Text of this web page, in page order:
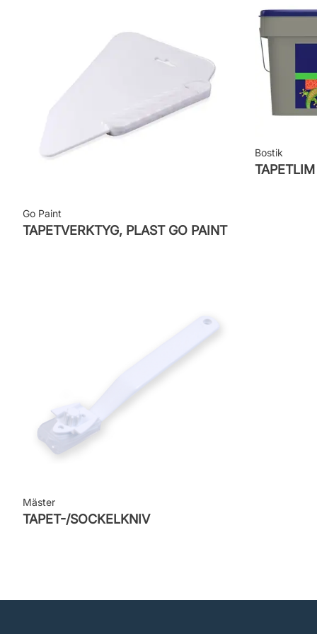
Leverantörens artikelnummer: 679-01
Go Paint
TAPETVERKTYG, PLAST GO PAINT
Bostik
Mäster
TAPET-/SOCKELKNIV